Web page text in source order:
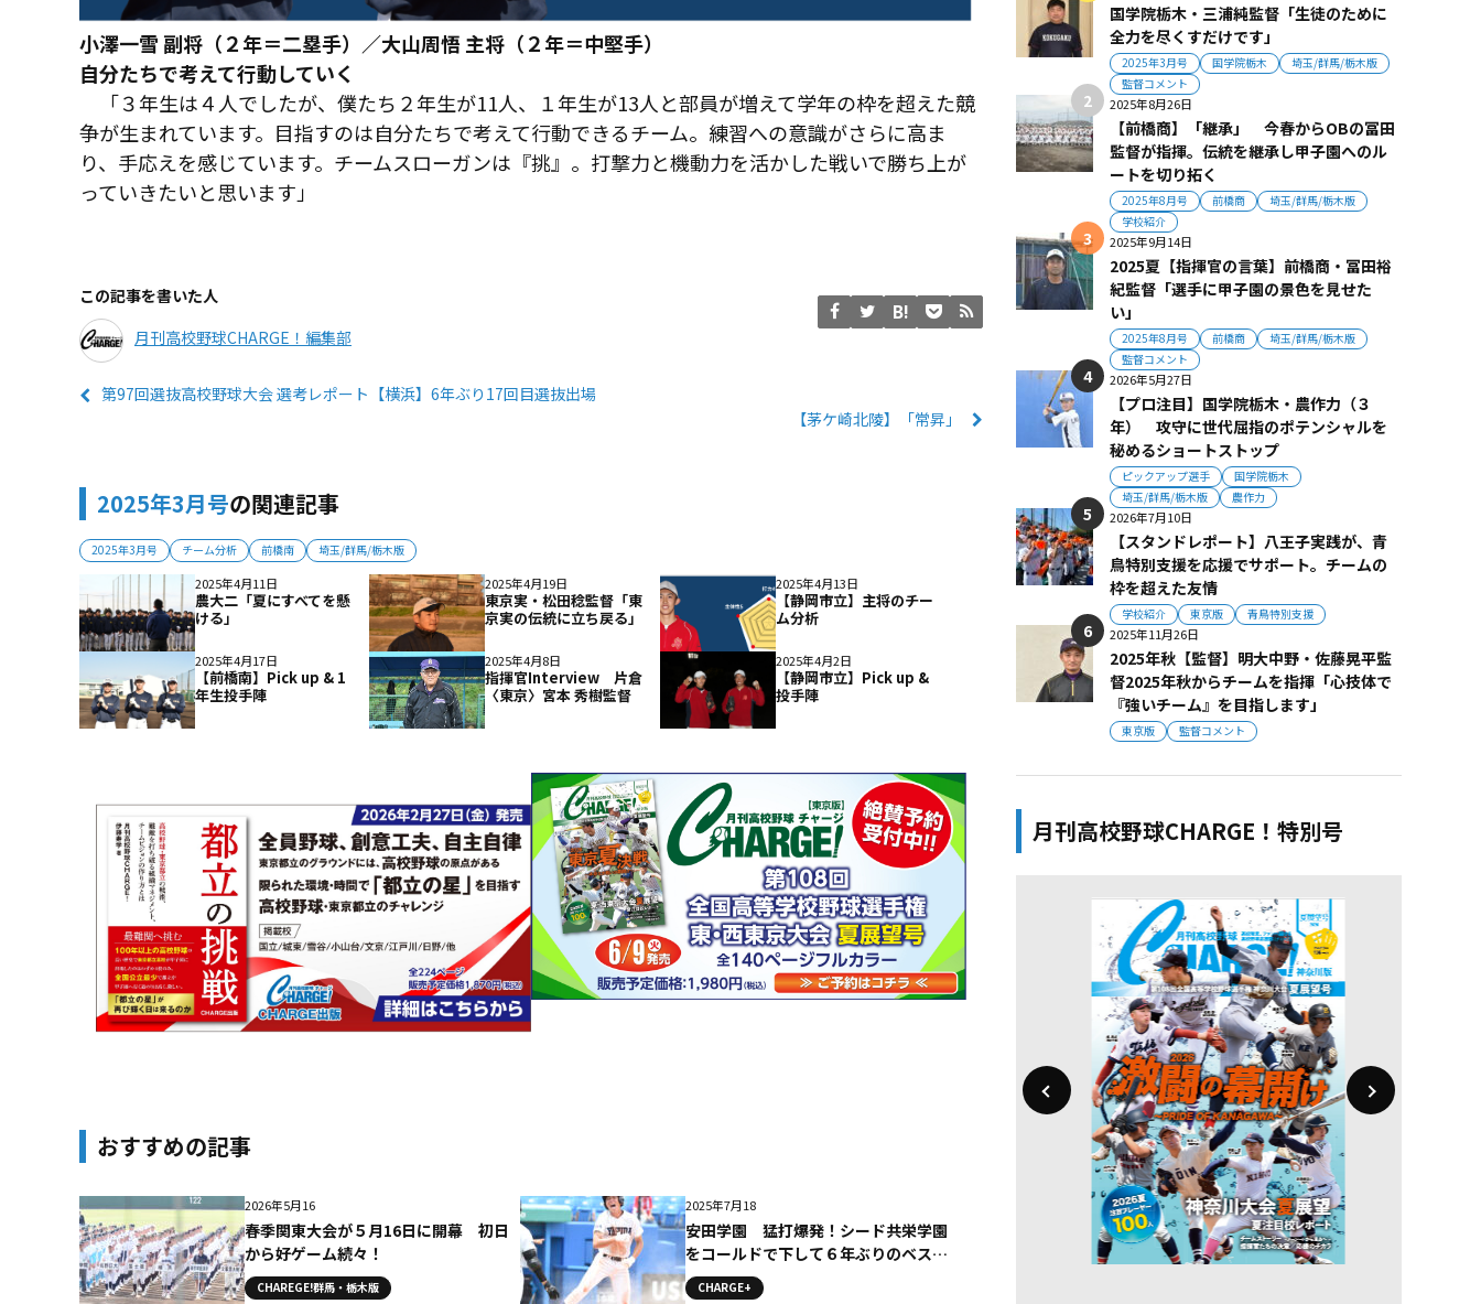
小澤一雪 副将（２年＝二塁手）／大山周悟 主将（２年＝中堅手）
自分たちで考えて行動していく
「３年生は４人でしたが、僕たち２年生が11人、１年生が13人と部員が増えて学年の枠を超えた競
争が生まれています。目指すのは自分たちで考えて行動できるチーム。練習への意識がさらに高ま
り、手応えを感じています。チームスローガンは『挑』。打撃力と機動力を活かした戦いで勝ち上が
っていきたいと思います」
この記事を書いた人
月刊高校野球CHARGE！編集部
第97回選抜高校野球大会 選考レポート【横浜】6年ぶり17回目選抜出場
【茅ケ崎北陵】「常昇」
2025年3月号の関連記事
2025年3月号 チーム分析 前橋南 埼玉/群馬/栃木版
2025年4月11日
農大二「夏にすべてを懸
ける」
2025年4月19日
東京実・松田稔監督「東
京実の伝統に立ち戻る」
2025年4月13日
【静岡市立】主将のチー
ム分析
2025年4月17日
【前橋南】Pick up & 1
年生投手陣
2025年4月8日
指揮官Interview 片倉
〈東京〉宮本 秀樹監督
2025年4月2日
【静岡市立】Pick up &
投手陣
おすすめの記事
2026年5月16
春季関東大会が５月16日に開幕 初日
から好ゲーム続々！
CHAREGE!群馬・栃木版
2025年7月18
安田学園 猛打爆発！シード共栄学園
をコールドで下して６年ぶりのベスト
16進出！！
CHARGE+
国学院栃木・三浦純監督「生徒のために
全力を尽くすだけです」
2025年3月号 国学院栃木
埼玉/群馬/栃木版
監督コメント
2025年8月26日
【前橋商】「継承」 今春からOBの冨田
監督が指揮。伝統を継承し甲子園へのル
ートを切り拓く
2025年8月号 前橋商
埼玉/群馬/栃木版
学校紹介
2025年9月14日
2025夏【指揮官の言葉】前橋商・冨田裕
紀監督「選手に甲子園の景色を見せた
い」
2025年8月号 前橋商
埼玉/群馬/栃木版
監督コメント
2026年5月27日
【プロ注目】国学院栃木・農作力（３
年） 攻守に世代屈指のポテンシャルを
秘めるショートストップ
ピックアップ選手
国学院栃木
埼玉/群馬/栃木版
農作力
2026年7月10日
【スタンドレポート】八王子実践が、青
鳥特別支援を応援でサポート。チームの
枠を超えた友情
学校紹介 東京版 青鳥特別支援
2025年11月26日
2025年秋【監督】明大中野・佐藤晃平監
督2025年秋からチームを指揮「心技体で
『強いチーム』を目指します」
東京版 監督コメント
月刊高校野球CHARGE！特別号